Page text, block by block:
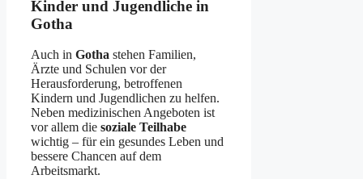
Kinder und Jugendliche in
Gotha
Auch in Gotha stehen Familien,
Ärzte und Schulen vor der
Herausforderung, betroffenen
Kindern und Jugendlichen zu helfen.
Neben medizinischen Angeboten ist
vor allem die soziale Teilhabe
wichtig – für ein gesundes Leben und
bessere Chancen auf dem
Arbeitsmarkt.